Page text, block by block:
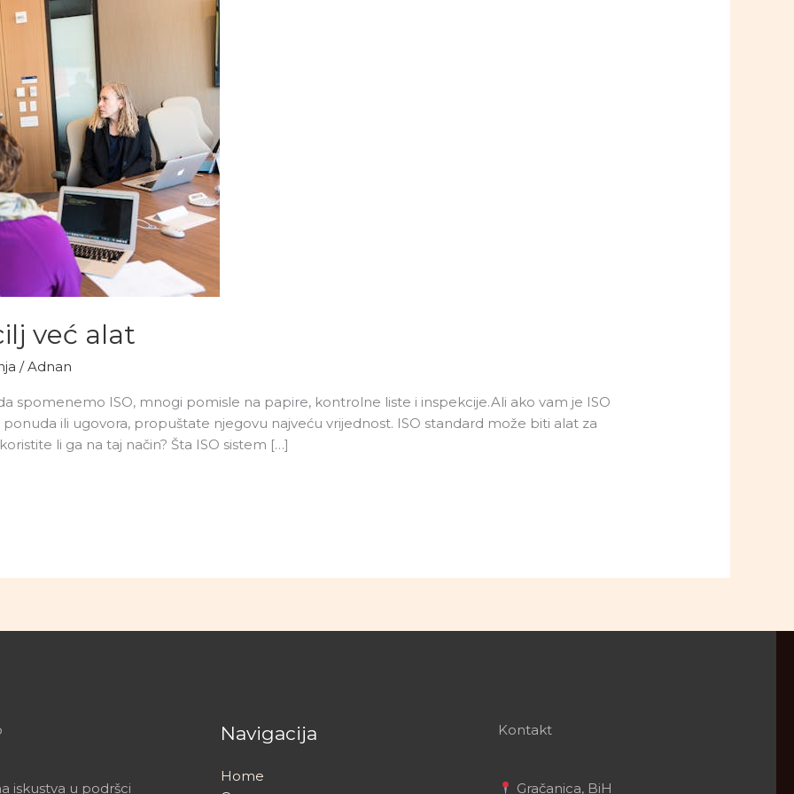
već alat
/Adnan
spomenemo ISO, mnogi pomisle na papire, kontrolne liste i inspekcije.Ali ako vam je ISO
ili ugovora, propuštate njegovu najveću vrijednost. ISO standard može biti alat za
li ga na taj način? Šta ISO sistem […]
iskustva u podršci
Navigacija
Home
Kontakt
Gračanica, BiH